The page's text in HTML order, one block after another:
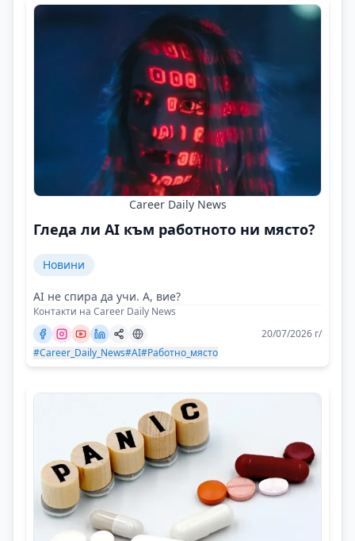
Career Daily News
Гледа ли AI към работното ни място?
Новини
AI не спира да учи. А, вие?
Контакти на Career Daily News
20/07/2026 г/
#Career_Daily_News#AI#Работно_място